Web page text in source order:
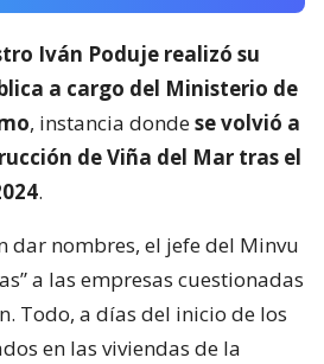
Iván Poduje realizó su
a cargo del Ministerio de
, instancia dondese volvió a
de Viña del Mar tras el
.
dar nombres, el jefe del Minvu
a las empresas cuestionadas
Todo, a días del inicio de los
en las viviendas de la